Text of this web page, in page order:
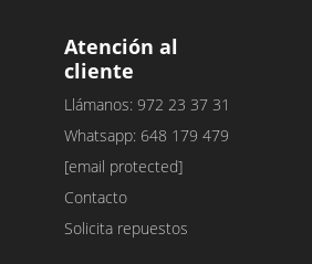
Atención al
cliente
Llámanos: 972 23 37 31
Whatsapp: 648 179 479
[email protected]
Contacto
Solicita repuestos